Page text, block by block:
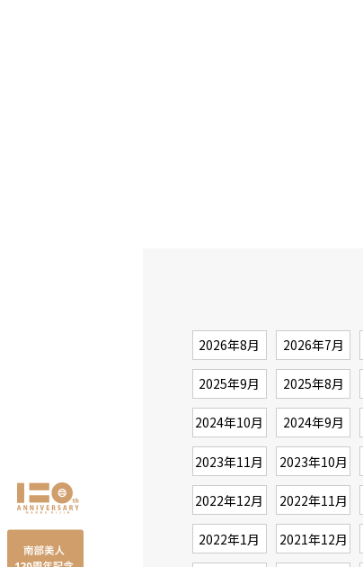
2026年8月 2026年7月
2025年9月 2025年8月
2024年10月 2024年9月
2023年11月 2023年10月
2022年12月 2022年11月
2022年1月 2021年12月